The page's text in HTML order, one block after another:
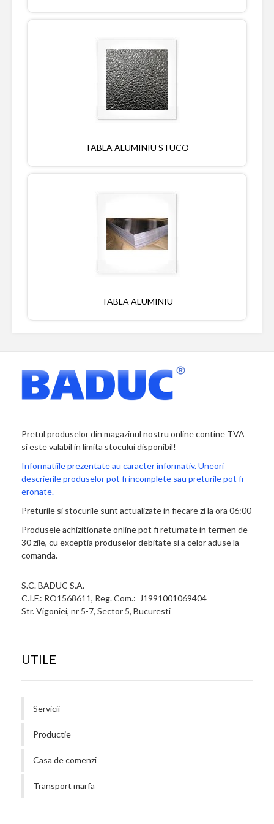
TABLA ALUMINIU STUCO
TABLA ALUMINIU
Pretul produselor din magazinul nostru online contine TVA
si este valabil in limita stocului disponibil!
Informatiile prezentate au caracter informativ. Uneori
descrierile produselor pot fi incomplete sau preturile pot fi
eronate.
Preturile si stocurile sunt actualizate in fiecare zi la ora 06:00
Produsele achizitionate online pot fi returnate in termen de
30 zile, cu exceptia produselor debitate si a celor aduse la
comanda.
S.C. BADUC S.A.
C.I.F.: RO1568611, Reg. Com.: J1991001069404
Str. Vigoniei, nr 5-7, Sector 5, Bucuresti
UTILE
Servicii
Productie
Casa de comenzi
Transport marfa